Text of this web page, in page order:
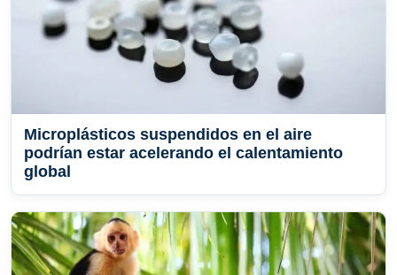
Microplásticos suspendidos en el aire
podrían estar acelerando el calentamiento
global